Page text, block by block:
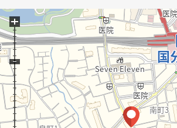
详细的，到负责如有意向，请跟我们联系。
+